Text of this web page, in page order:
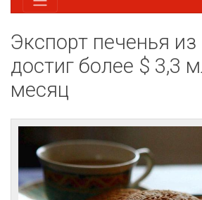
Экспорт печенья
достиг более $ 3,3
месяц